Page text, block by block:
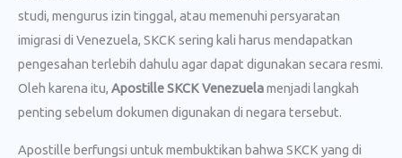
studi, mengurus izin tinggal, atau memenuhi persyaratan
imigrasi di Venezuela, SKCK sering kali harus mendapatkan
pengesahan terlebih dahulu agar dapat digunakan secara resmi.
Oleh karena itu, Apostille SKCK Venezuelamenjadi langkah
penting sebelum dokumen digunakan di negara tersebut.
Apostille berfungsi untuk membuktikan bahwa SKCK yang di